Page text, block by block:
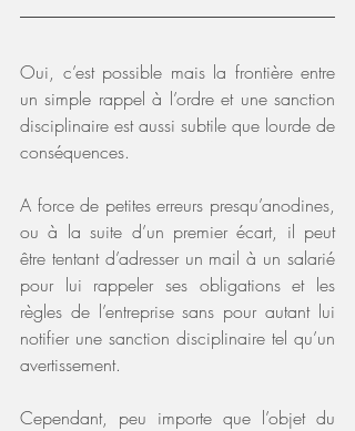
Oui, c’est possible mais la frontière entre
un simple rappel à l’ordre et une sanction
disciplinaire est aussi subtile que lourde de
conséquences.
A force de petites erreurs presqu’anodines,
ou à la suite d’un premier écart, il peut
être tentant d’adresser un mail à un salarié
pour lui rappeler ses obligations et les
règles de l’entreprise sans pour autant lui
notifier une sanction disciplinaire tel qu’un
avertissement.
Cependant, peu importe que l’objet du